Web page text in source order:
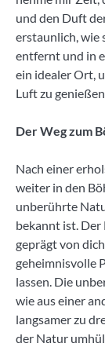
und den Duft
erstaunlich, wie
entfernt und in
ein idealer Ort,
Luft zu
Der Weg zum
Nach einer
weiter in den
unberührte
bekannt ist.
geprägt von
geheimnisvolle
lassen. Die
wie aus einer
langsamer zu
der Natur